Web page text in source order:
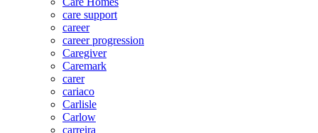
care support
career
career progression
Caregiver
Caremark
carer
cariaco
Carlisle
Carlow
carreira